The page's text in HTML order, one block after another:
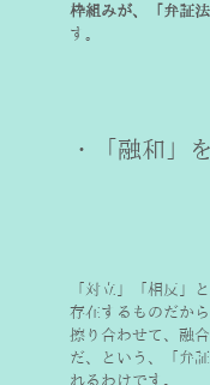
枠組みが、「弁証
す。
・「融和」
「対立」「相反」
存在するものだか
擦り合わせて、融
だ、という、「弁
れるわけです。